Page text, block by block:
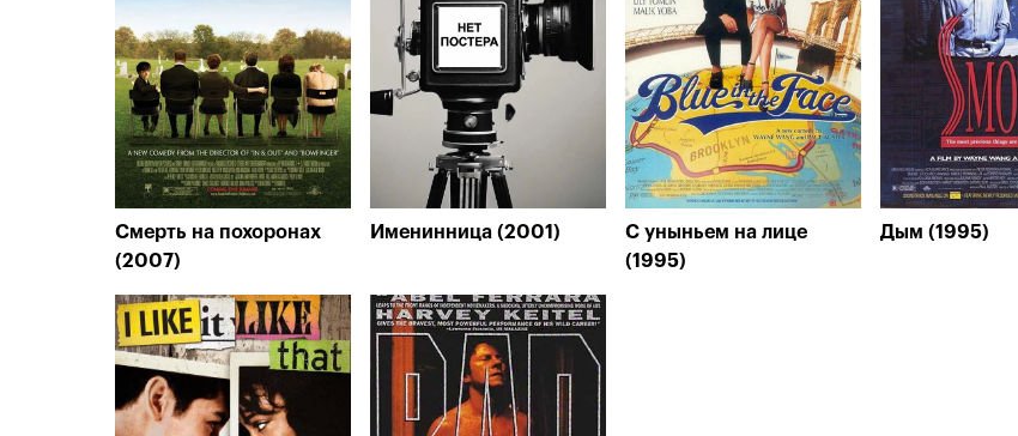
Смерть на похоронах
(2007)
Именинница (2001)
С уныньем на лице
(1995)
Дым (1995)